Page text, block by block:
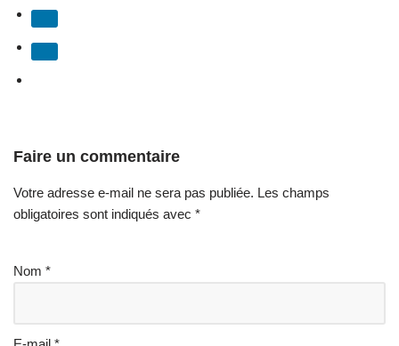
Faire un commentaire
Votre adresse e-mail ne sera pas publiée. Les champs
obligatoires sont indiqués avec *
Nom *